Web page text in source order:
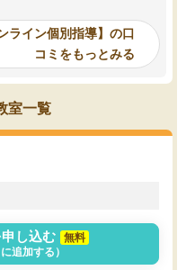
いか
ま
で決
帳の
る形
、あ
に通
取り
いなのがあり(有料)、受
ことをどんなスケジュー
くか相談したのですが、
ち期待したものではなく
くなってきたようなので
ライン個別指導】の口
コミをもっとみる
室一覧
し込む
無料
追加する）